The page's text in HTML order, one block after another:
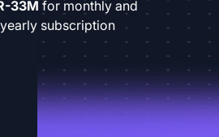
33M for monthly and
subscription